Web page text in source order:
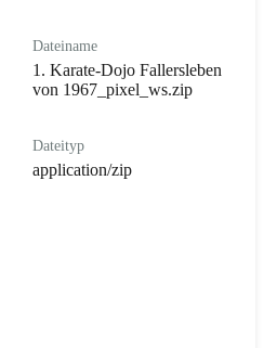
Dateiname
1. Karate-Dojo Fallersleben
von 1967_pixel_ws.zip
Dateityp
application/zip